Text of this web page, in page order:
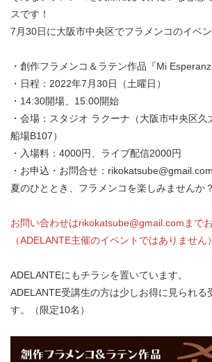
スです！
7月30日に大阪市中央区でフラメンコのイベン
・創作フラメンコ＆ラテン作品『Mi
・日程：2022年7月30日（土曜日）
・14:30開場、15:00開始
・会場：スタジオ ラクーナ（大阪市中央区
船場B107）
・入場料：4000円、ライブ配信2000円
・お申込・お問合せ：rikokatsube@gmail.com
夏のひととき、フラメンコを楽しみませんか？
お問い合わせはrikokatsube@gmail.comまでお
（ADELANTE主催のイベントではありません）
ADELANTEにもチラシを置いています。
ADELANTE受講生の方は少しお得に見られる
す。（限定10名）